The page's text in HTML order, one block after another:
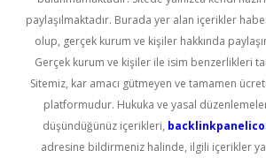
paylaşılmaktadır. Burada yer alan içerikler
olup, gerçek kurum ve kişiler hakkında
Gerçek kurum ve kişiler ile isim benzerlikleri
Sitemiz, kar amacı gütmeyen ve tamamen
platformudur. Hukuka ve yasal
düşündüğünüz içerikleri,
adresine bildirmeniz halinde, ilgili içerikler